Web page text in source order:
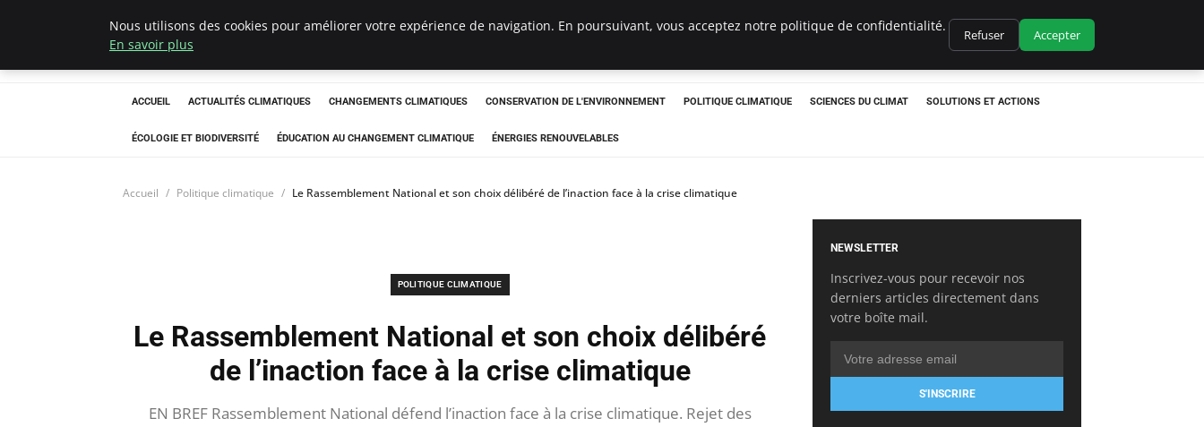
Climatedebtagents
ACCUEIL ACTUALITÉS CLIMATIQUES CHANGEMENTS CLIMATIQUES CONSERVATION DE L'ENVIRONNEMENT POLITIQUE CLIMATIQUE SCIENCES DU CLIMAT SOLUTIONS ET ACTIONS
ÉCOLOGIE ET BIODIVERSITÉ ÉDUCATION AU CHANGEMENT CLIMATIQUE ÉNERGIES RENOUVELABLES
Accueil Politique climatique Le Rassemblement National et son choix délibéré de l’inaction face à la crise climatique
POLITIQUE CLIMATIQUE
Le Rassemblement National et son choix délibéré
de l’inaction face à la crise climatique
EN BREF Rassemblement National défend l’inaction face à la crise climatique. Rejet des
NEWSLETTER
Inscrivez-vous pour recevoir nos
derniers articles directement dans
votre boîte mail.
S'INSCRIRE
Nous utilisons des cookies pour améliorer votre expérience de navigation. En poursuivant, vous acceptez notre politique de confidentialité.
En savoir plus
Refuser Accepter